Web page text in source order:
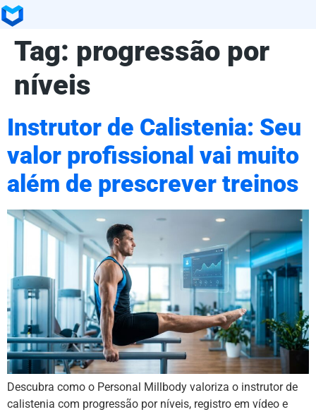
Tag: progressão por
níveis
Instrutor de Calistenia: Seu
valor profissional vai muito
além de prescrever treinos
Descubra como o Personal Millbody valoriza o instrutor de
calistenia com progressão por níveis, registro em vídeo e